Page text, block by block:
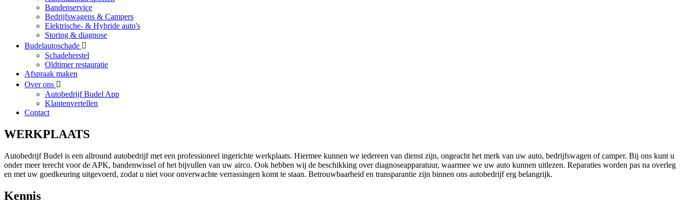
Bandenservice
Bedrijfswagens & Campers
Elektrische- & Hybride auto's
Storing & diagnose
Budelautoschade
Schadeherstel
Oldtimer restauratie
Afspraak maken
Over ons
Autobedrijf Budel App
Klantenvertellen
Contact
WERKPLAATS
Autobedrijf Budel is een allround autobedrijf met een professioneel ingerichte werkplaats. Hiermee kunnen we iedereen van dienst zijn, ongeacht het merk van uw auto, bedrijfswagen of camper. Bij ons kunt u
onder meer terecht voor de APK, bandenwissel of het bijvullen van uw airco. Ook hebben wij de beschikking over diagnoseapparatuur, waarmee we uw auto kunnen uitlezen. Reparaties worden pas na overleg
en met uw goedkeuring uitgevoerd, zodat u niet voor onverwachte verrassingen komt te staan. Betrouwbaarheid en transparantie zijn binnen ons autobedrijf erg belangrijk.
Kennis